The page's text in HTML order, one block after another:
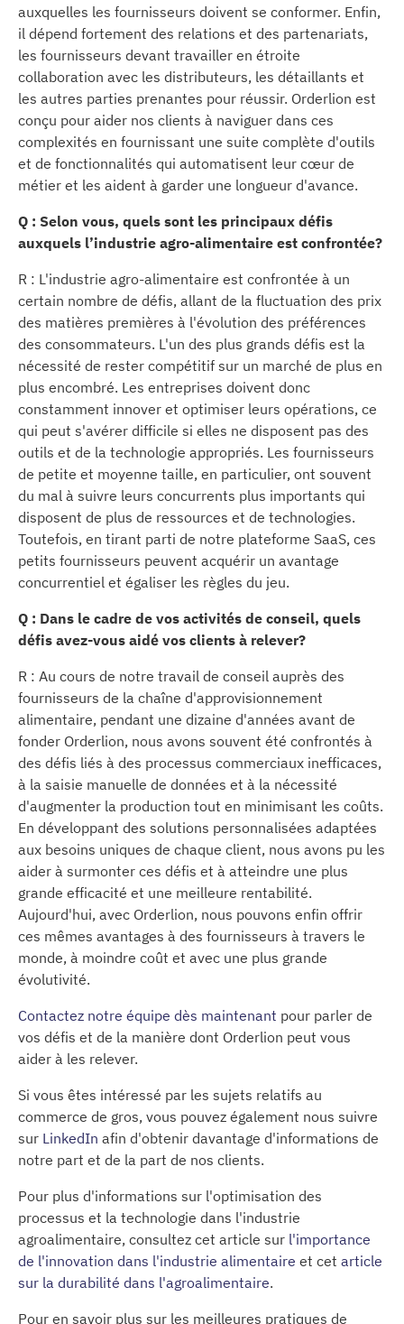
auxquelles les fournisseurs doivent se conformer. Enfin,
il dépend fortement des relations et des partenariats,
les fournisseurs devant travailler en étroite
collaboration avec les distributeurs, les détaillants et
les autres parties prenantes pour réussir. Orderlion est
conçu pour aider nos clients à naviguer dans ces
complexités en fournissant une suite complète d'outils
et de fonctionnalités qui automatisent leur cœur de
métier et les aident à garder une longueur d'avance.
Q : Selon vous, quels sont les principaux défis
auxquels l’industrie agro-alimentaire est confrontée?
R : L'industrie agro-alimentaire est confrontée à un
certain nombre de défis, allant de la fluctuation des prix
des matières premières à l'évolution des préférences
des consommateurs. L'un des plus grands défis est la
nécessité de rester compétitif sur un marché de plus en
plus encombré. Les entreprises doivent donc
constamment innover et optimiser leurs opérations, ce
qui peut s'avérer difficile si elles ne disposent pas des
outils et de la technologie appropriés. Les fournisseurs
de petite et moyenne taille, en particulier, ont souvent
du mal à suivre leurs concurrents plus importants qui
disposent de plus de ressources et de technologies.
Toutefois, en tirant parti de notre plateforme SaaS, ces
petits fournisseurs peuvent acquérir un avantage
concurrentiel et égaliser les règles du jeu.
Q : Dans le cadre de vos activités de conseil, quels
défis avez-vous aidé vos clients à relever?
R : Au cours de notre travail de conseil auprès des
fournisseurs de la chaîne d'approvisionnement
alimentaire, pendant une dizaine d'années avant de
fonder Orderlion, nous avons souvent été confrontés à
des défis liés à des processus commerciaux inefficaces,
à la saisie manuelle de données et à la nécessité
d'augmenter la production tout en minimisant les coûts.
En développant des solutions personnalisées adaptées
aux besoins uniques de chaque client, nous avons pu les
aider à surmonter ces défis et à atteindre une plus
grande efficacité et une meilleure rentabilité.
Aujourd'hui, avec Orderlion, nous pouvons enfin offrir
ces mêmes avantages à des fournisseurs à travers le
monde, à moindre coût et avec une plus grande
évolutivité.
Contactez notre équipe dès maintenant pour parler de
vos défis et de la manière dont Orderlion peut vous
aider à les relever.
Si vous êtes intéressé par les sujets relatifs au
commerce de gros, vous pouvez également nous suivre
sur LinkedIn afin d'obtenir davantage d'informations de
notre part et de la part de nos clients.
Pour plus d'informations sur l'optimisation des
processus et la technologie dans l'industrie
agroalimentaire, consultez cet article sur l'importance
de l'innovation dans l'industrie alimentaire et cet article
sur la durabilité dans l'agroalimentaire.
Pour en savoir plus sur les meilleures pratiques de